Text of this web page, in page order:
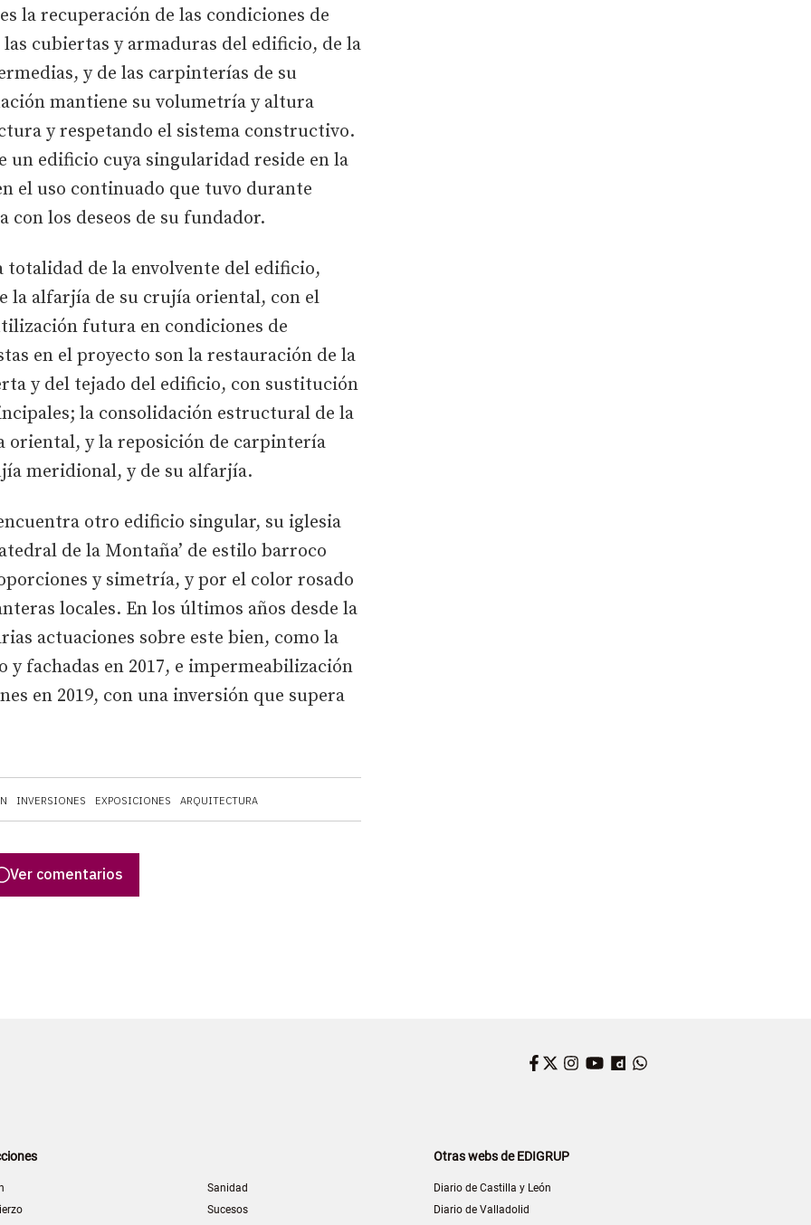
INVERSIONES EXPOSICIONES ARQUITECTURA
la recuperación de las condiciones de
cubiertas y armaduras del edificio, de la
y de las carpinterías de su
mantiene su volumetría y altura
y respetando el sistema constructivo.
un edificio cuya singularidad reside en la
el uso continuado que tuvo durante
con los deseos de su fundador.
totalidad de la envolvente del edificio,
la alfarjía de su crujía oriental, con el
futura en condiciones de
en el proyecto son la restauración de la
y del tejado del edificio, con sustitución
la consolidación estructural de la
y la reposición de carpintería
meridional, y de su alfarjía.
otro edificio singular, su iglesia
de la Montaña’ de estilo barroco
y simetría, y por el color rosado
locales. En los últimos años desde la
actuaciones sobre este bien, como la
fachadas en 2017, e impermeabilización
en 2019, con una inversión que supera
Ver comentarios
Facebook
Twitter
Instagram
YouTube
Dailymotion
Sanidad
Sucesos
Otras webs de EDIGRUP
Diario de Castilla y León
Diario de Valladolid